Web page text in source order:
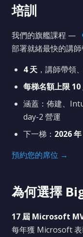
培訓
我們的旗艦課程 —
部署就緒最快的講師
4 天 ，講師帶領
每梯名額上限 10
涵蓋：佈建、
day-2 營運
下一梯： 2026
預約您的席位 →
為何選擇
17 屆 Microsoft
每年獲 Microsoft